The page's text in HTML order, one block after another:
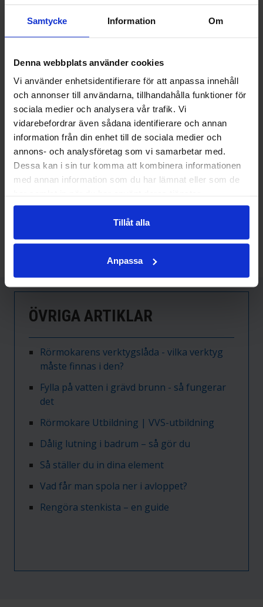
Samtycke Information Om
Denna webbplats använder cookies
Vi använder enhetsidentifierare för att anpassa innehåll
och annonser till användarna, tillhandahålla funktioner för
sociala medier och analysera vår trafik. Vi
vidarebefordrar även sådana identifierare och annan
information från din enhet till de sociala medier och
annons- och analysföretag som vi samarbetar med.
Dessa kan i sin tur komma att kombinera informationen
med annan information som du har lämnat eller som de
Tillåt alla
Anpassa
sedan bort den nya stolen igen.
Nu har du en markering på golvet. Lägg en sträng
lim/silikon precis innanför markeringen så att det
senare passar in i porslinet i botten av stolen. Sätt
sedan den nya stolen på plats. Om du ska använda
skruv - skruva i dem.
Nu när stolen är på plats, lägg silikon i skarven
mellan golv och stolbotten så du får ett snyggt
avslut mellan wc-stol och golv. Limmet kommer
några dygn på sig för att verkligen sitta.
ÖVRIGA ARTIKLAR
Rörmokarens verktygslåda - vilka verktyg
måste finnas i den?
Fylla på vatten i grävd brunn - så fungerar
det
Rörmokare Utbildning | VVS-utbildning
Dålig lutning i badrum – så gör du
Så ställer du in dina element
Vad får man spola ner i avloppet?
Rengöra stenkista – en guide